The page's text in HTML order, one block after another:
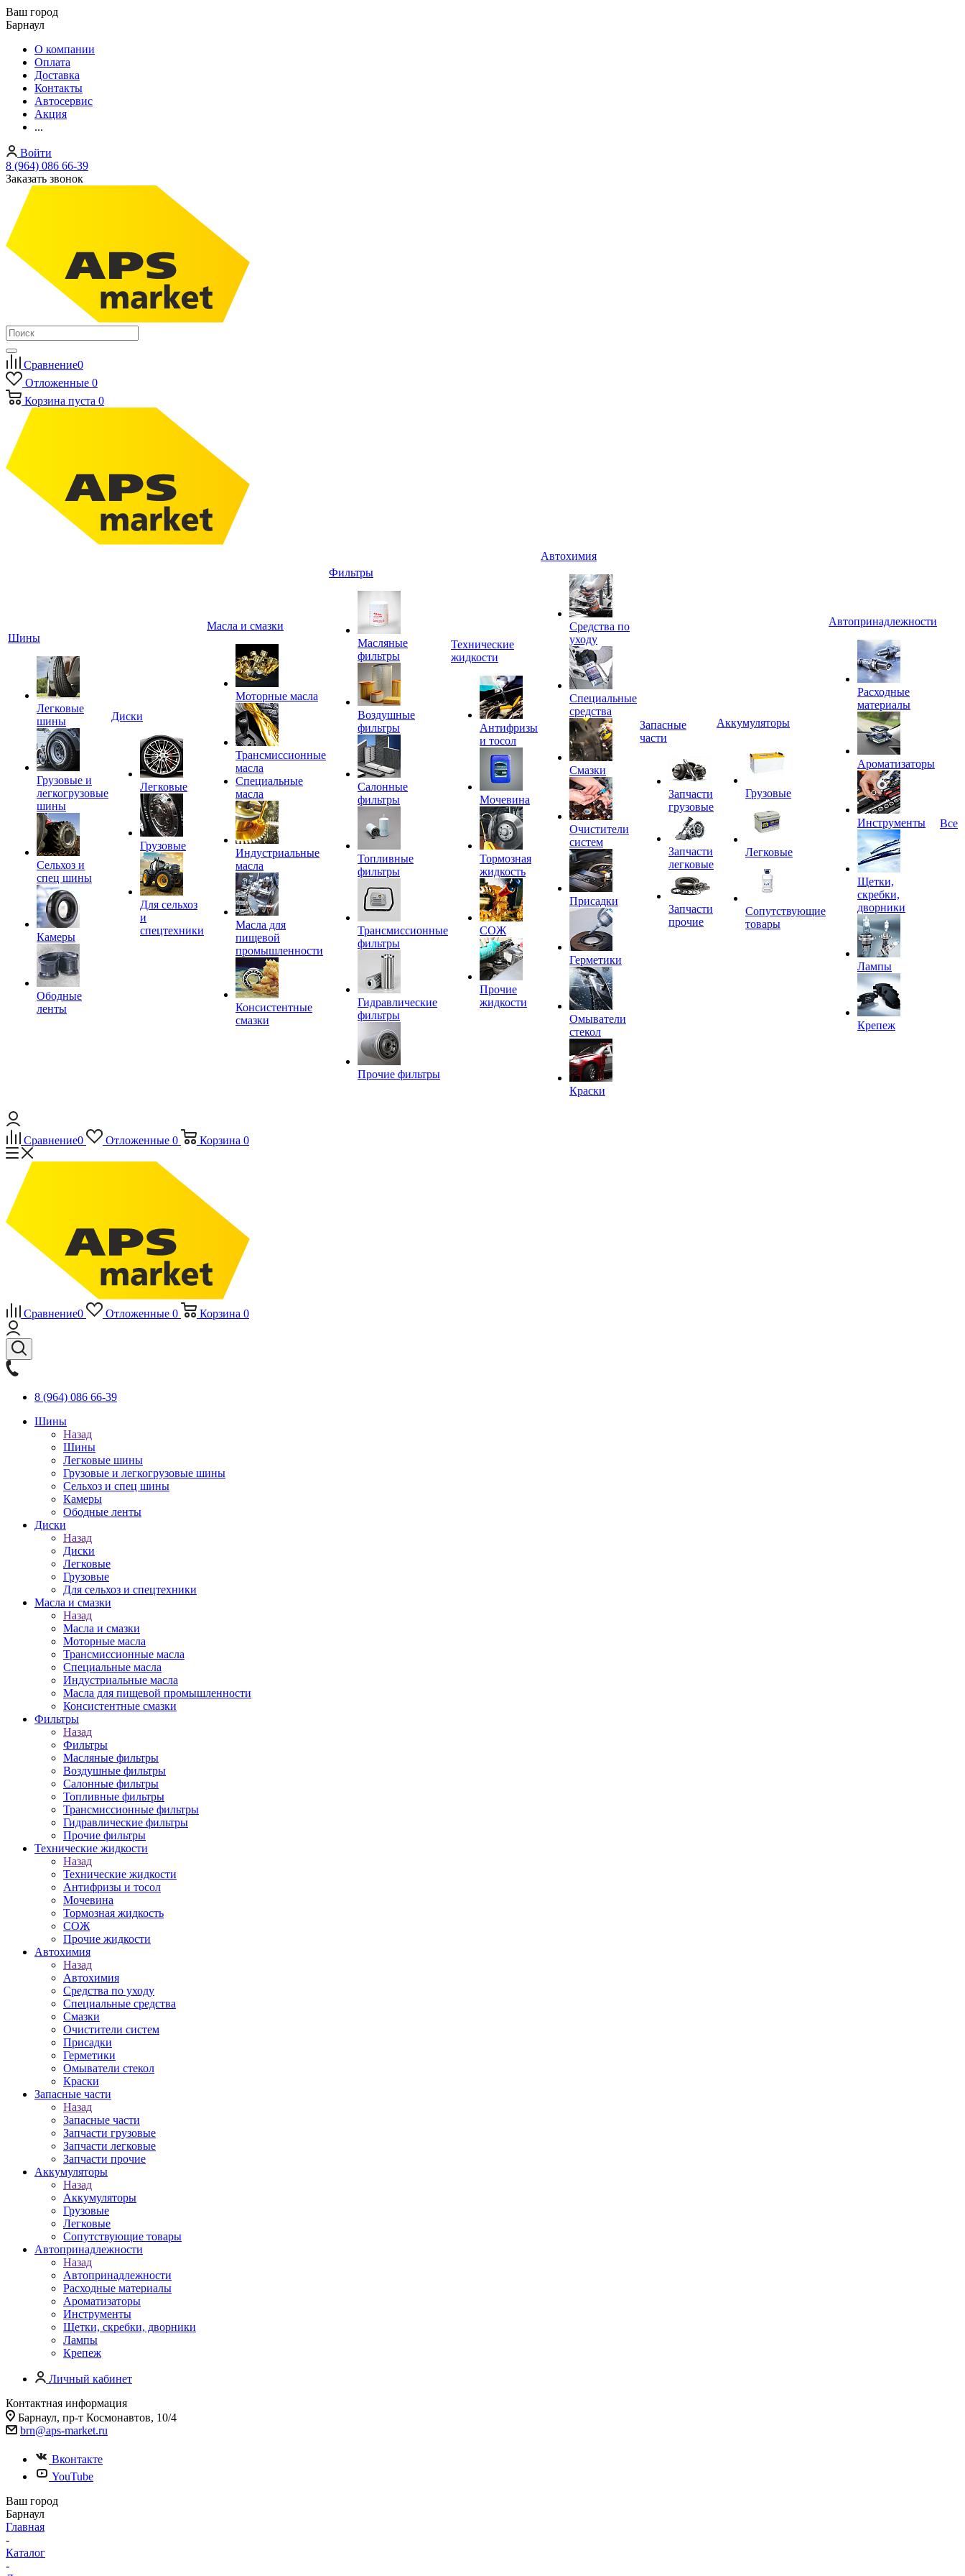
Ваш город
Барнаул
О компании
Оплата
Доставка
Контакты
Автосервис
Акция
...
Войти
8 (964) 086 66-39
Заказать звонок
Сравнение0
Отложенные 0
Корзина пуста 0
Шины
Легковые
шины
Грузовые и
легкогрузовые
шины
Сельхоз и
спец шины
Камеры
Ободные
ленты
Диски
Легковые
Грузовые
Для сельхоз
и
спецтехники
Масла и смазки
Моторные масла
Трансмиссионные
масла
Специальные
масла
Индустриальные
масла
Масла для
пищевой
промышленности
Консистентные
смазки
Фильтры
Масляные
фильтры
Воздушные
фильтры
Салонные
фильтры
Топливные
фильтры
Трансмиссионные
фильтры
Гидравлические
фильтры
Прочие фильтры
Технические
жидкости
Антифризы
и тосол
Мочевина
Тормозная
жидкость
СОЖ
Прочие
жидкости
Автохимия
Средства по
уходу
Специальные
средства
Смазки
Очистители
систем
Присадки
Герметики
Омыватели
стекол
Краски
Запасные
части
Запчасти
грузовые
Запчасти
легковые
Запчасти
прочие
Аккумуляторы
Грузовые
Легковые
Сопутствующие
товары
Автопринадлежности
Расходные
материалы
Ароматизаторы
Инструменты
Щетки,
скребки,
дворники
Лампы
Крепеж
Все
Сравнение0 Отложенные 0 Корзина 0
Сравнение0 Отложенные 0 Корзина 0
8 (964) 086 66-39
Шины
Назад
Шины
Легковые шины
Грузовые и легкогрузовые шины
Сельхоз и спец шины
Камеры
Ободные ленты
Диски
Назад
Диски
Легковые
Грузовые
Для сельхоз и спецтехники
Масла и смазки
Назад
Масла и смазки
Моторные масла
Трансмиссионные масла
Специальные масла
Индустриальные масла
Масла для пищевой промышленности
Консистентные смазки
Фильтры
Назад
Фильтры
Масляные фильтры
Воздушные фильтры
Салонные фильтры
Топливные фильтры
Трансмиссионные фильтры
Гидравлические фильтры
Прочие фильтры
Технические жидкости
Назад
Технические жидкости
Антифризы и тосол
Мочевина
Тормозная жидкость
СОЖ
Прочие жидкости
Автохимия
Назад
Автохимия
Средства по уходу
Специальные средства
Смазки
Очистители систем
Присадки
Герметики
Омыватели стекол
Краски
Запасные части
Назад
Запасные части
Запчасти грузовые
Запчасти легковые
Запчасти прочие
Аккумуляторы
Назад
Аккумуляторы
Грузовые
Легковые
Сопутствующие товары
Автопринадлежности
Назад
Автопринадлежности
Расходные материалы
Ароматизаторы
Инструменты
Щетки, скребки, дворники
Лампы
Крепеж
Личный кабинет
Контактная информация
Барнаул, пр-т Космонавтов, 10/4
brn@aps-market.ru
Вконтакте
YouTube
Ваш город
Барнаул
Главная
-
Каталог
-